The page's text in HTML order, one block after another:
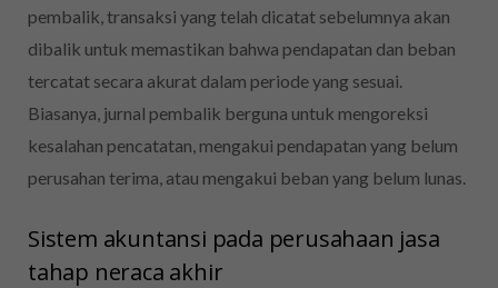
pembalik, transaksi yang telah dicatat sebelumnya akan
dibalik untuk memastikan bahwa pendapatan dan beban
tercatat secara akurat dalam periode yang sesuai.
Biasanya, jurnal pembalik berguna untuk mengoreksi
kesalahan pencatatan, mengakui pendapatan yang belum
perusahan terima, atau mengakui beban yang belum lunas.
Sistem akuntansi pada perusahaan jasa
tahap neraca akhir